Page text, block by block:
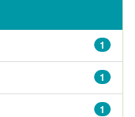
1
1
1